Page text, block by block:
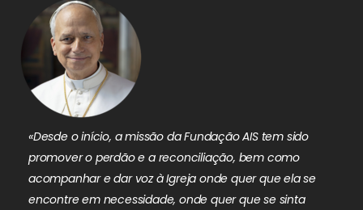
«Desde o início, a missão da Fundação AIS tem sido
promover o perdão e a reconciliação, bem como
acompanhar e dar voz à Igreja onde quer que ela se
encontre em necessidade, onde quer que se sinta